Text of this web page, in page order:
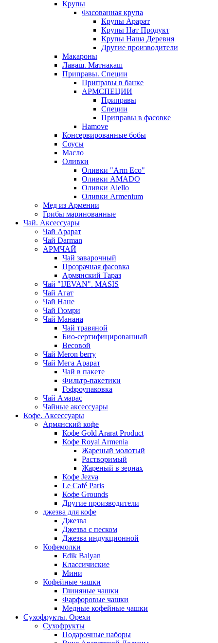
Крупы
Фасованная крупа
Крупы Арарат
Крупы Нат Продукт
Крупы Наша Деревня
Другие производители
Макароны
Лаваш. Матнакаш
Приправы. Специи
Приправы в банке
АРМСПЕЦИИ
Приправы
Специи
Приправы в фасовке
Hamove
Консервированные бобы
Соусы
Масло
Оливки
Оливки "Arm Eco"
Оливки AMADO
Оливки Aiello
Оливки Armenium
Мед из Армении
Грибы маринованные
Чай. Аксессуары
Чай Арарат
Чай Darman
АРМЧАЙ
Чай заварочный
Прозрачная фасовка
Армянский Тараз
Чай "IJEVAN". MASIS
Чай Агат
Чай Нане
Чай Гюмри
Чай Манана
Чай травяной
Био-сертифицированный
Весовой
Чай Meron berry
Чай Мега Арарат
Чай в пакете
Фильтр-пакетики
Гофроупаковка
Чай Амарас
Чайные аксессуары
Кофе. Аксессуары
Армянский кофе
Кофе Gold Ararat Product
Кофе Royal Armenia
Жареный молотый
Растворимый
Жареный в зернах
Кофе Jezva
Le Café Paris
Кофе Grounds
Другие производители
джезва для кофе
Джезва
Джезва с песком
Джезва индукционной
Кофемолки
Edik Balyan
Классичиские
Мини
Кофейные чашки
Глиняные чашки
Фарфоровые чашки
Медные кофейные чашки
Сухофрукты. Орехи
Сухофрукты
Подарочные наборы